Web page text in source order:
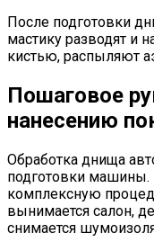
После подготовки
мастику разводят и
кистью, распыляют
Пошаговое
нанесению
Обработка днища
подготовки машины.
комплексную
вынимается салон,
снимается